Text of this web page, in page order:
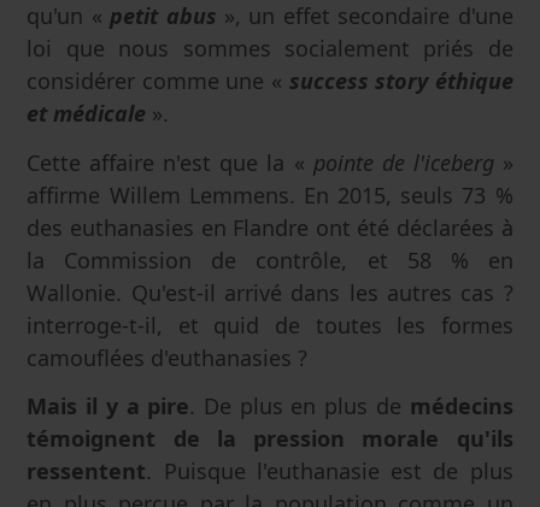
qu'un « petit abus », un effet secondaire d'une
loi que nous sommes socialement priés de
considérer comme une « success story éthique
et médicale ».
Cette affaire n'est que la « pointe de l'iceberg»
affirme Willem Lemmens. En 2015, seuls 73 %
des euthanasies en Flandre ont été déclarées à
la Commission de contrôle, et 58 % en
Wallonie. Qu'est-il arrivé dans les autres cas ?
interroge-t-il, et quid de toutes les formes
camouflées d'euthanasies ?
Mais il y a pire. De plus en plus de médecins
témoignent de la pression morale qu'ils
ressentent. Puisque l'euthanasie est de plus